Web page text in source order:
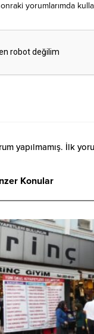
yorumlarımda
yapılmamış. İlk
Konular